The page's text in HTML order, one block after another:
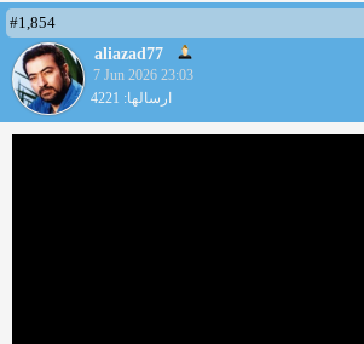
#1,854
aliazad77
7 Jun 2026 23:03
ارسالها: 4221